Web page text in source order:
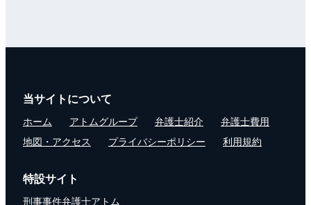
当サイトについて
ホーム アトムグループ 弁護士紹介
弁護士費用
地図・アクセス
プライバシーポリシー 利用規約
特設サイト
刑事事件弁護士アトム